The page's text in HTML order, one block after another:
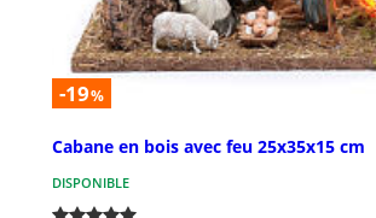
-19%
Cabane en bois avec feu 25x35x15 cm
DISPONIBLE